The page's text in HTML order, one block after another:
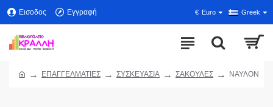
Εισοδος Εγγραφή € Euro Greek
ΕΠΑΓΓΕΛΜΑΤΙΕΣ ΣΥΣΚΕΥΑΣΙΑ ΣΑΚΟΥΛΕΣ ΝΑΥΛΟΝ